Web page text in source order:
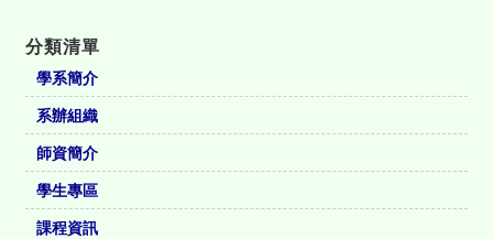
分類清單
學系簡介
系辦組織
師資簡介
學生專區
課程資訊